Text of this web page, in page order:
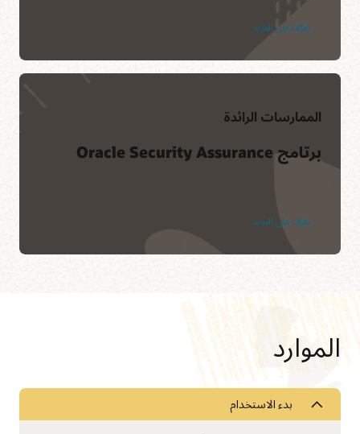
تعرَّف على المزيد
الممارسات الرائدة
برتامج Oracle Security Assurance
تعرَّف على المزيد
الموارد
بدء الاستخدام